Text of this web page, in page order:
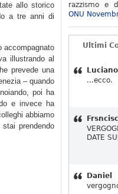
allo storico
a tre anni di
accompagnato
illustrando al
prevede una
– quando
poi ha
e invece ha
abbiamo
prendendo
razzismo e
ONU
Ultimi
...ecco.
DATE
Daniel